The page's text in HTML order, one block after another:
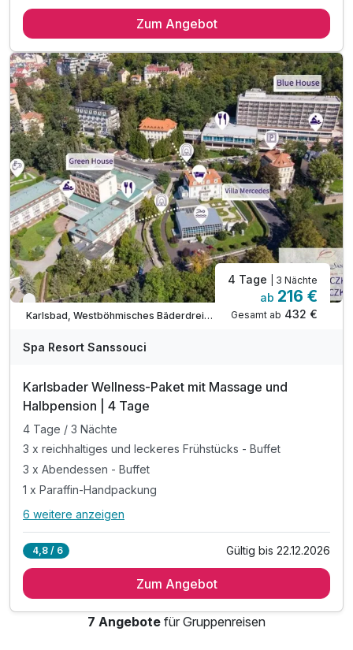
2 x reichhaltiges Frühstück vom Buffet
1 x Eintrittskarte für den ZOO Liberec
1 x Eintrittskarte für die Bobbahn
inkl. Parkplatz & WLAN-Nutzung
Ortstaxe inklusive
Zum Angebot
Verfügbar bis Dezember
Karlsbad, Westböhmisches Bäderdreieck
4 Tage | 3 Nächte
ab 216 €
Gesamt ab 432 €
Spa Resort Sanssouci
Karlsbader Wellness-Paket mit Massage und
Halbpension | 4 Tage
4 Tage / 3 Nächte
3 x reichhaltiges und leckeres Frühstücks - Buffet
3 x Abendessen - Buffet
1 x Paraffin-Handpackung
Alle Inklusivleistungen
3 x reichhaltiges und leckeres Frühstücks - Buffet
1 x Paraffin-Handpackung
6 weitere anzeigen
4,8 / 6 Gültig bis 22.12.2026
Zum Angebot
7 Angebote für Gruppenreisen